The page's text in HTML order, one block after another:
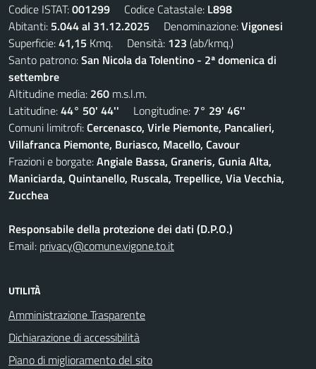
Codice ISTAT:001299 Codice Catastale: L898
Abitanti: 5.044 al 31.12.2025 Denominazione:Vigonesi
Superficie:41,15 Kmq. Densità: 123 (ab/kmq.)
Santo patrono:San Nicola da Tolentino - 2ª domenica di
settembre
Altitudine media: 260 m.s.l.m.
Latitudine:44° 50' 44'' Longitudine: 7° 29' 46''
Comuni limitrofi:Cercenasco, Virle Piemonte, Pancalieri,
Villafranca Piemonte, Buriasco, Macello, Cavour
Frazioni e borgate:Angiale Bassa, Graneris, Gunia Alta,
Maniciarda, Quintanello, Ruscala, Trepellice, Via Vecchia,
Zucchea
Responsabile della protezione dei dati (D.P.O.)
Email: privacy@comune.vigone.to.it
UTILITÀ
Amministrazione Trasparente
Dichiarazione di accessibilità
Piano di miglioramento del sito